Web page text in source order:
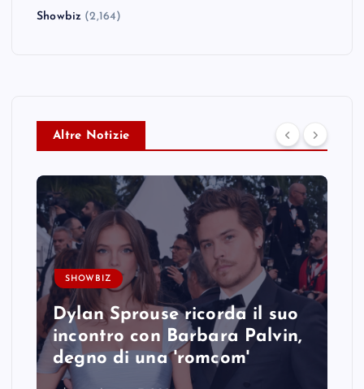
Showbiz (2,164)
Altre Notizie
SHOWBIZ
Dylan Sprouse ricorda il suo
incontro con Barbara Palvin,
degno di una 'romcom'